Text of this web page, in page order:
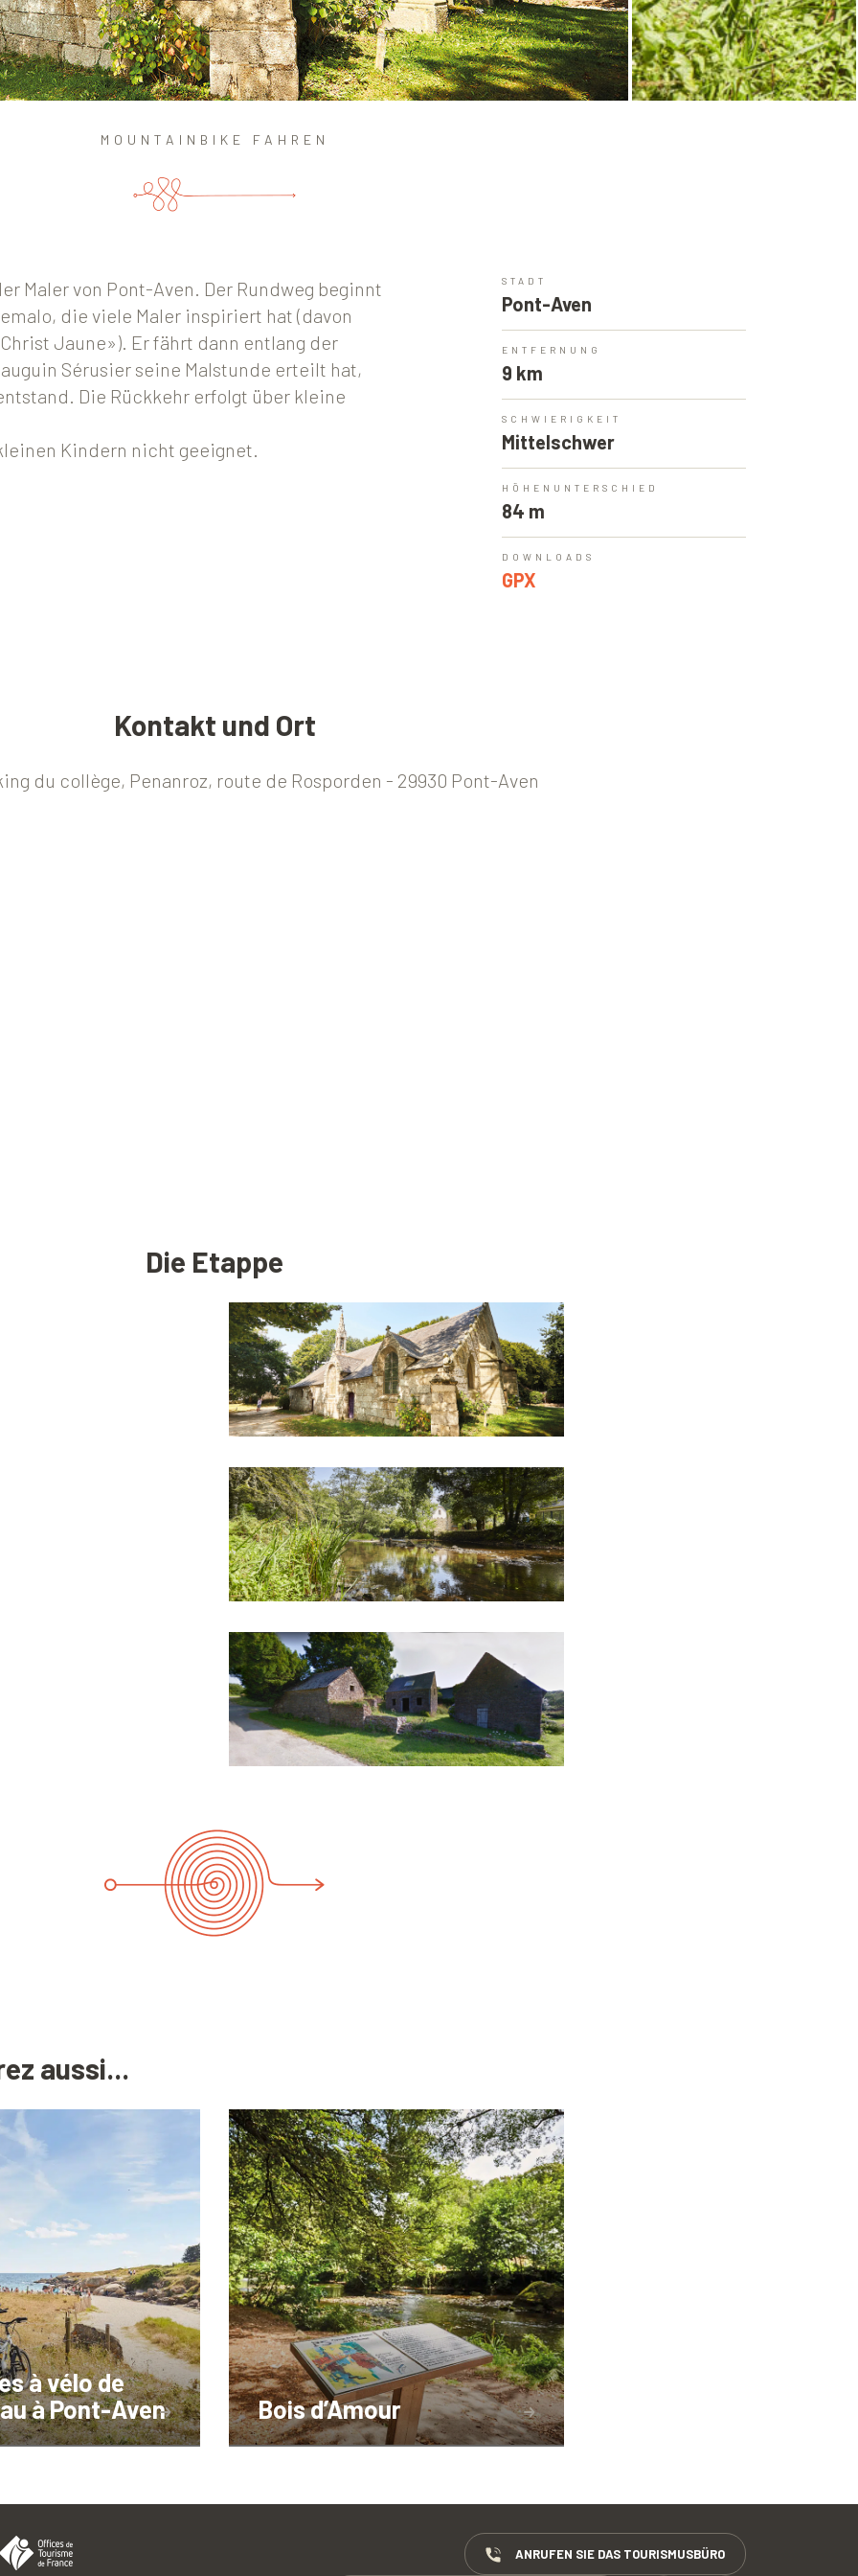
MOUNTAINBIKE FAHREN
Maler von Pont-Aven. Der Rundweg beginnt
die viele Maler inspiriert hat (davon
Jaune»). Er fährt dann entlang der
Sérusier seine Malstunde erteilt hat,
Die Rückkehr erfolgt über kleine
Kindern nicht geeignet.
STADT
Pont-Aven
ENTFERNUNG
9 km
SCHWIERIGKEIT
Mittelschwer
HÖHENUNTERSCHIED
84 m
DOWNLOADS
GPX
Kontakt und Ort
du collège, Penanroz, route de Rosporden - 29930 Pont-Aven
Die Etappe
aussi...
à vélo de
à Pont-Aven
Bois d’Amour
ANRUFEN SIE DAS TOURISMUSBÜRO